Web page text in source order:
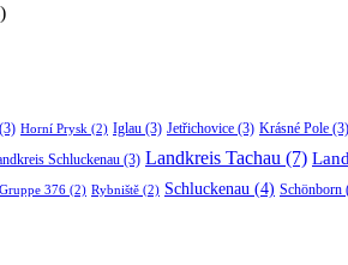
(3) Horní Prysk (2) Iglau (3) Jetřichovice (3) Krásné Pole (3)
Schluckenau (3) Landkreis Tachau (7)
376 (2) Rybniště (2) Schluckenau (4) Schönborn